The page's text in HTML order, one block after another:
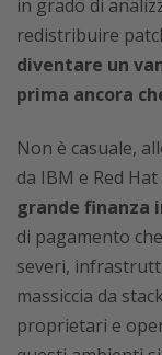
in grado di
redistribuire
diventare un
prima ancora
Non è casuale,
da IBM e Red Hat
grande finanza
di pagamento
severi,
massiccia da
proprietari e